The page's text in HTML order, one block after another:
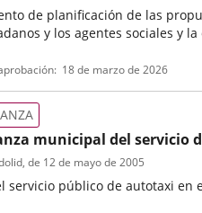
de planificación de las
y los agentes sociales y
18 de marzo de 2026
municipal del servicio
servicio público de autotaxi
, de 12 de mayo de 2005